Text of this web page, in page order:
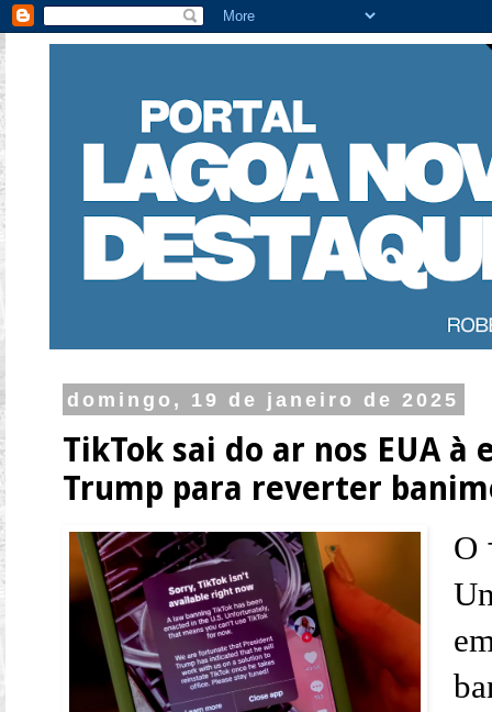
domingo, 19 de janeiro de 2025
TikTok sai do ar nos EUA à
Trump para reverter
O